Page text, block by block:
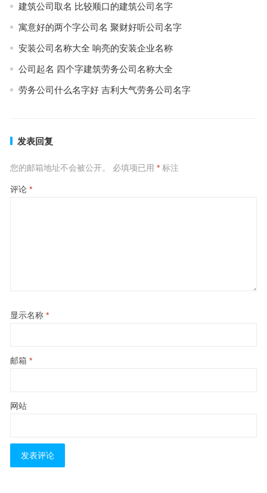
建筑公司取名 比较顺口的建筑公司名字
寓意好的两个字公司名 聚财好听公司名字
安装公司名称大全 响亮的安装企业名称
公司起名 四个字建筑劳务公司名称大全
劳务公司什么名字好 吉利大气劳务公司名字
发表回复
您的邮箱地址不会被公开。 必填项已用 *标注
评论 *
显示名称 *
邮箱 *
网站